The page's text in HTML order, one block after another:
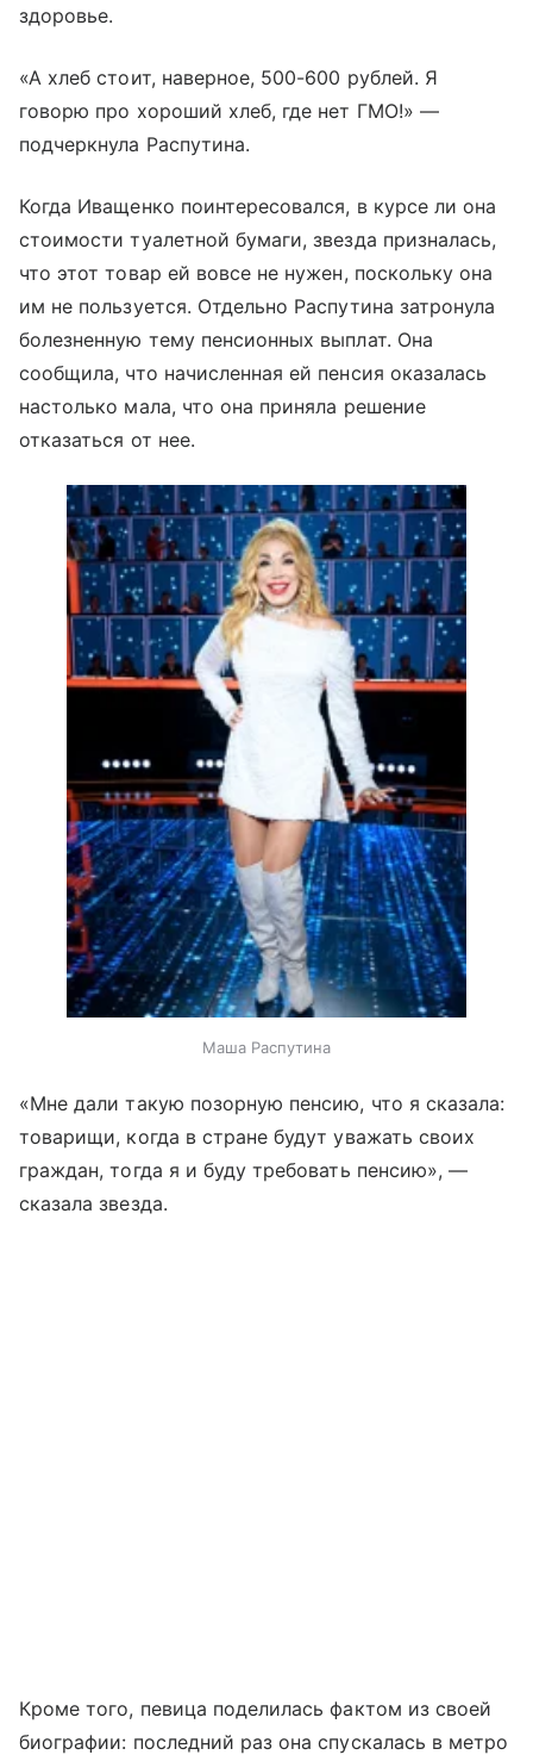
здоровье.
«А хлеб стоит, наверное, 500-600 рублей. Я
говорю про хороший хлеб, где нет ГМО!» —
подчеркнула Распутина.
Когда Иващенко поинтересовался, в курсе ли она
стоимости туалетной бумаги, звезда призналась,
что этот товар ей вовсе не нужен, поскольку она
им не пользуется. Отдельно Распутина затронула
болезненную тему пенсионных выплат. Она
сообщила, что начисленная ей пенсия оказалась
настолько мала, что она приняла решение
отказаться от нее.
Маша Распутина
«Мне дали такую позорную пенсию, что я сказала:
товарищи, когда в стране будут уважать своих
граждан, тогда я и буду требовать пенсию», —
сказала звезда.
Кроме того, певица поделилась фактом из своей
биографии: последний раз она спускалась в метро